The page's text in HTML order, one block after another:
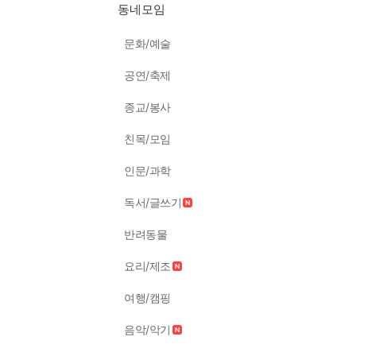
동네모임
문화/예술
공연/축제
종교/봉사
친목/모임
인문/과학
독서/글쓰기
반려동물
요리/제조
여행/캠핑
음악/악기